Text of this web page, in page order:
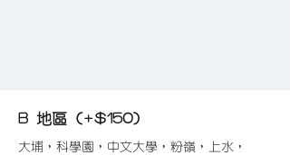
B 地區 (+$150)
大埔，科學園，中文大學，粉嶺，上水，